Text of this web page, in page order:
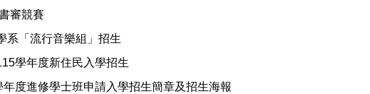
審競賽
系「流行音樂組」招生
學年度新住民入學招生
度進修學士班申請入學招生簡章及招生海報